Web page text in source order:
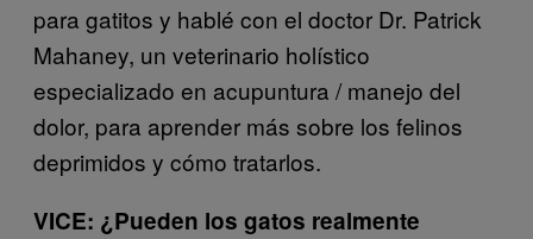
para gatitos y hablé con el doctor Dr. Patrick
Mahaney, un veterinario holístico
especializado en acupuntura / manejo del
dolor, para aprender más sobre los felinos
deprimidos y cómo tratarlos.
VICE: ¿Pueden los gatos realmente